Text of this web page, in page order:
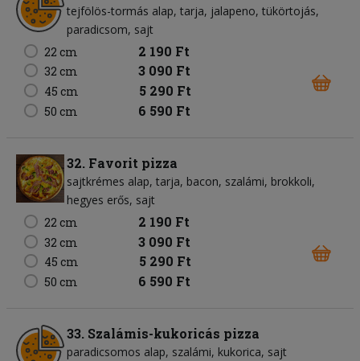
tejfölös-tormás alap tarja jalapeno tükörtojás
paradicsom sajt
22 cm
2 190 Ft
32 cm 3 090 Ft
45 cm 5 290 Ft
50 cm 6 590 Ft
32. Favorit pizza
sajtkrémes alap tarja bacon szalámi brokkoli
hegyes erős sajt
22 cm
2 190 Ft
32 cm 3 090 Ft
45 cm 5 290 Ft
50 cm 6 590 Ft
33. Szalámis-kukoricás pizza
paradicsomos alap szalámi kukorica sajt